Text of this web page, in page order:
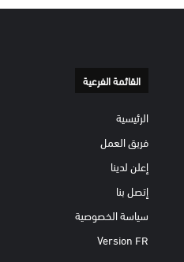
القائمة الفرعية
الرئيسية
فريق العمل
إعلن لدينا
إتصل بنا
سياسة الخصوصية
Version FR